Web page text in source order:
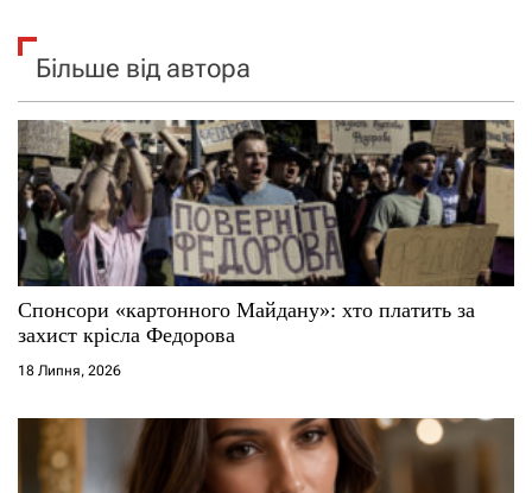
Більше від автора
Спонсори «картонного Майдану»: хто платить за
захист крісла Федорова
18 Липня, 2026